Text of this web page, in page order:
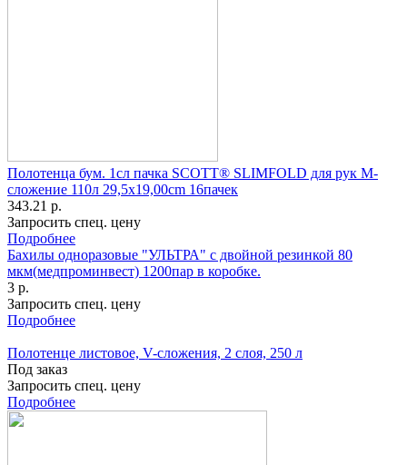
Полотенца бум. 1сл пачка SCOTT® SLIMFOLD для рук М-
сложение 110л 29,5x19,00cm 16пачек
343.21 р.
Запросить спец. цену
Подробнее
Бахилы одноразовые "УЛЬТРА" с двойной резинкой 80
мкм(медпроминвест) 1200пар в коробке.
3 р.
Запросить спец. цену
Подробнее
Полотенце листовое, V-сложения, 2 слоя, 250 л
Под заказ
Запросить спец. цену
Подробнее